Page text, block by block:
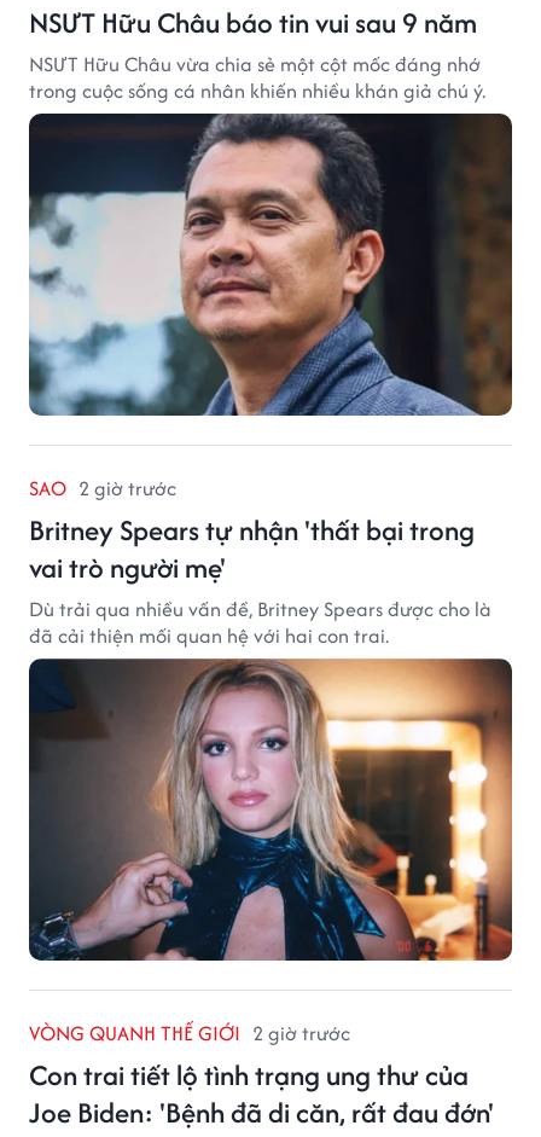
NSƯT Hữu Châu báo tin vui sau 9 năm
NSƯT Hữu Châu vừa chia sẻ một cột mốc đáng nhớ
trong cuộc sống cá nhân khiến nhiều khán giả chú ý.
SAO 2 giờ trước
Britney Spears tự nhận 'thất bại trong
vai trò người mẹ'
Dù trải qua nhiều vấn đề, Britney Spears được cho là
đã cải thiện mối quan hệ với hai con trai.
VÒNG QUANH THẾ GIỚI 2 giờ trước
Con trai tiết lộ tình trạng ung thư của
Joe Biden: 'Bệnh đã di căn, rất đau đớn'